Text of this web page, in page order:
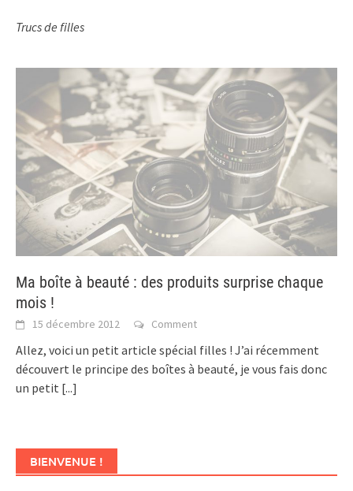
Trucs de filles
Ma boîte à beauté : des produits surprise chaque
mois !
15 décembre 2012 Comment
Allez, voici un petit article spécial filles ! J’ai récemment
découvert le principe des boîtes à beauté, je vous fais donc
un petit [...]
BIENVENUE !